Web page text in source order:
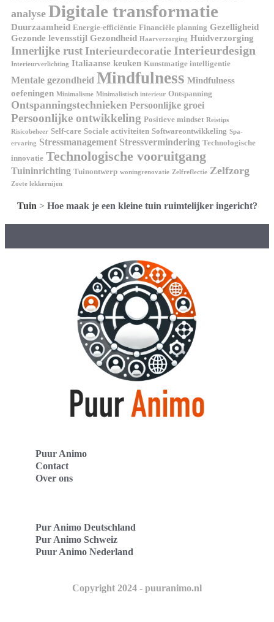
analyse Digitale transformatie
Duurzaamheid Energie-efficiëntie Financiële planning Gezelligheid
Gezonde levensstijl Gezondheid Haarverzorging Huidverzorging
Innerlijke rust Interieurdecoratie Interieurdesign
Interieurverlichting Italiaanse keuken Kunstmatige intelligentie
Mentale gezondheid Mindfulness Mindfulness
oefeningen Minimalisme Minimalistisch interieur Ontspanning
Ontspanningstechnieken Persoonlijke groei
Persoonlijke ontwikkeling Positieve mindset Reistips
Risicobeheer Self-care Sociale activiteiten Softwareontwikkeling Spa-
ervaring Stressmanagement Stressvermindering Technologische
innovatie Technologische vooruitgang
Tuininrichting Tuinontwerp woningrenovatie Zelfreflectie Zelfzorg
Zoete lekkernijen
Tuin > Hoe maak je een kleine tuin ruimtelijker ingericht?
Puur Animo
Contact
Over ons
Pur Animo Deutschland
Pur Animo Schweiz
Puur Animo Nederland
Copyright 2024 - puuranimo.nl